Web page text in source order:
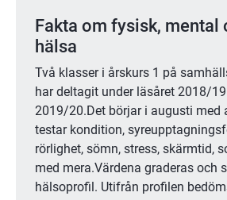
Fakta om fysisk, mental
hälsa
Två klasser i årskurs 1 på
har deltagit under läsåret 2018/
2019/20.Det börjar i augusti med
testar kondition,
rörlighet, sömn, stress, skärmtid,
med mera.Värdena graderas och
hälsoprofil. Utifrån profilen